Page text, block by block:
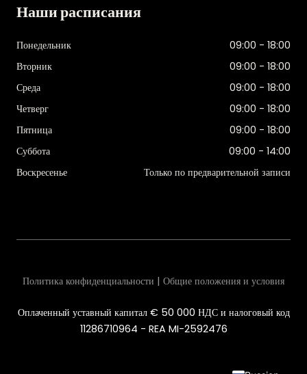
Наши расписания
Понедельник
09:00 - 18:00
Вторник
09:00 - 18:00
Среда
09:00 - 18:00
Четверг
09:00 - 18:00
Пятница
09:00 - 18:00
Суббота
09:00 - 14:00
Воскресенье
Только по предварительной записи
Оплаченный уставный капитал € 50 000 НДС и налоговый код
11286710964 - REA MI-2592476
Политика конфиденциальности | Общие положения и условия